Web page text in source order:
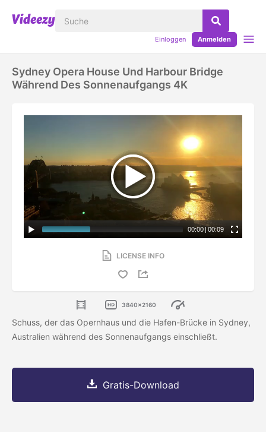
Einloggen Anmelden
Sydney Opera House Und Harbour Bridge
Während Des Sonnenaufgangs 4K
00:00 | 00:09
LICENSE INFO
3840x2160
Schuss, der das Opernhaus und die Hafen-Brücke in Sydney,
Australien während des Sonnenaufgangs einschließt.
Gratis-Download